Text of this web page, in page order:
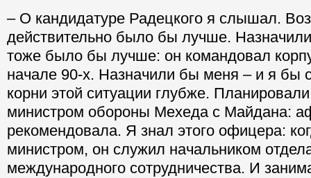
– О кандидатуре Радецкого я слышал.
действительно было бы лучше.
тоже было бы лучше: он командовал
начале 90-х. Назначили бы меня – и я бы
корни этой ситуации глубже.
министром обороны Мехеда с Майдана:
рекомендовала. Я знал этого офицера:
министром, он служил начальником
международного сотрудничества. И